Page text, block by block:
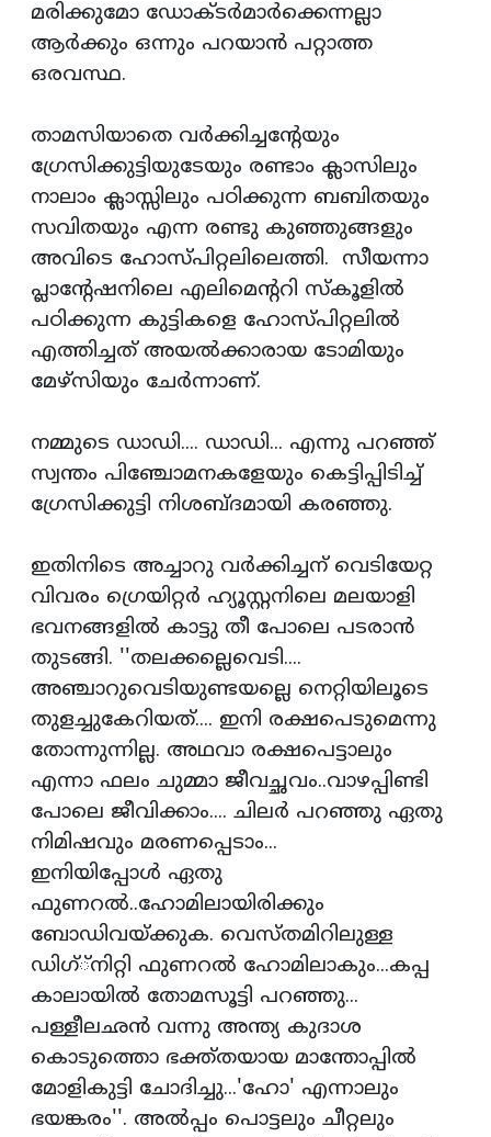
മരിക്കുമോ ഡോക്ടര്‍മാര്‍ക്കെന്നല്ലാ
ആര്‍ക്കും ഒന്നും പറയാന്‍ പറ്റാത്ത
ഒരവസ്ഥ.
താമസിയാതെ വര്‍ക്കിച്ചന്റേയും
ഗ്രേസിക്കുട്ടിയുടേയും രണ്ടാം ക്ലാസിലും
നാലാം ക്ലാസ്സിലും പഠിക്കുന്ന ബബിതയും
സവിതയും എന്ന രണ്ടു കുഞ്ഞുങ്ങളും
അവിടെ ഹോസ്പിറ്റലിലെത്തി. സീയന്നാ
പ്ലാന്റേഷനിലെ എലിമെന്ററി സ്‌കൂളില്‍
പഠിക്കുന്ന കുട്ടികളെ ഹോസ്പിറ്റലില്‍
എത്തിച്ചത് അയല്‍ക്കാരായ ടോമിയും
മേഴ്‌സിയും ചേര്‍ന്നാണ്.
നമ്മുടെ ഡാഡി.... ഡാഡി... എന്നു പറഞ്ഞ്
സ്വന്തം പിഞ്ചോമനകളേയും കെട്ടിപ്പിടിച്ച്
ഗ്രേസിക്കുട്ടി നിശബ്ദമായി കരഞ്ഞു.
ഇതിനിടെ അച്ചാറു വര്‍ക്കിച്ചന് വെടിയേറ്റ
വിവരം ഗ്രെയിറ്റര്‍ ഹ്യൂസ്റ്റനിലെ മലയാളി
ഭവനങ്ങളില്‍ കാട്ടു തീ പോലെ പടരാന്‍
തുടങ്ങി. ''തലക്കല്ലെവെടി....
അഞ്ചാറുവെടിയുണ്ടയല്ലെ നെറ്റിയിലൂടെ
തുളച്ചുകേറിയത്.... ഇനി രക്ഷപെടുമെന്നു
തോന്നുന്നില്ല. അഥവാ രക്ഷപെട്ടാലും
എന്നാ ഫലം ചുമ്മാ ജീവച്ഛവം..വാഴപ്പിണ്ടി
പോലെ ജീവിക്കാം.... ചിലര്‍ പറഞ്ഞു ഏതു
നിമിഷവും മരണപ്പെടാം...
ഇനിയിപ്പോള്‍ ഏതു
ഫുണറല്‍..ഹോമിലായിരിക്കും
ബോഡിവയ്ക്കുക. വെസ്തമിറിലുള്ള
ഡിഗ്്‌നിറ്റി ഫുണറല്‍ ഹോമിലാകും...കപ്പ
കാലായില്‍ തോമസൂട്ടി പറഞ്ഞു...
പള്ളീലഛന്‍ വന്നു അന്ത്യ കുദാശ
കൊടുത്തൊ ഭക്ത്തയായ മാന്തോപ്പില്‍
മോളികുട്ടി ചോദിച്ചു...'ഹോ' എന്നാലും
ഭയങ്കരം''. അല്‍പ്പം പൊട്ടലും ചീറ്റലും